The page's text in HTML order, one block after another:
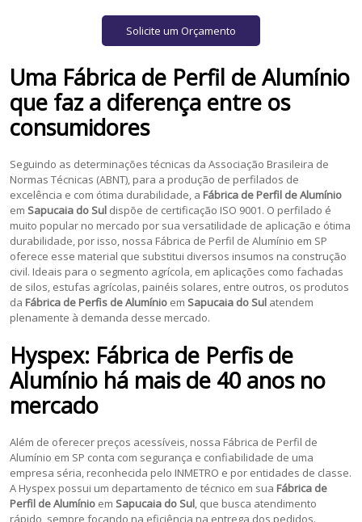
Solicite um Orçamento
Uma Fábrica de Perfil de Alumínio
que faz a diferença entre os
consumidores
Seguindo as determinações técnicas da Associação Brasileira de
Normas Técnicas (ABNT), para a produção de perfilados de
excelência e com ótima durabilidade, a Fábrica de Perfil de Alumínio
em Sapucaia do Sul dispõe de certificação ISO 9001. O perfilado é
muito popular no mercado por sua versatilidade de aplicação e ótima
durabilidade, por isso, nossa Fábrica de Perfil de Alumínio em SP
oferece esse material que substitui diversos insumos na construção
civil. Ideais para o segmento agrícola, em aplicações como fachadas
de silos, estufas agrícolas, painéis solares, entre outros, os produtos
da Fábrica de Perfis de Alumínio em Sapucaia do Sul atendem
plenamente à demanda desse mercado.
Hyspex: Fábrica de Perfis de
Alumínio há mais de 40 anos no
mercado
Além de oferecer preços acessíveis, nossa Fábrica de Perfil de
Alumínio em SP conta com segurança e confiabilidade de uma
empresa séria, reconhecida pelo INMETRO e por entidades de classe.
A Hyspex possui um departamento de técnico em sua Fábrica de
Perfil de Alumínio em Sapucaia do Sul, que busca atendimento
rápido, sempre focando na eficiência na entrega dos pedidos.